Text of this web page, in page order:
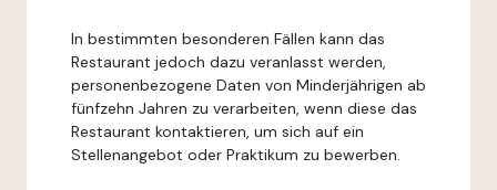
In bestimmten besonderen Fällen kann das
Restaurant jedoch dazu veranlasst werden,
personenbezogene Daten von Minderjährigen ab
fünfzehn Jahren zu verarbeiten, wenn diese das
Restaurant kontaktieren, um sich auf ein
Stellenangebot oder Praktikum zu bewerben.